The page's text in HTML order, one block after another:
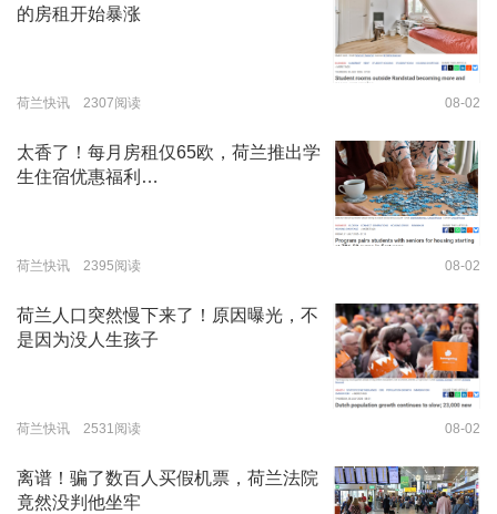
的房租开始暴涨
荷兰快讯 2307阅读 08-02
太香了！每月房租仅65欧，荷兰推出学
生住宿优惠福利…
荷兰快讯 2395阅读 08-02
荷兰人口突然慢下来了！原因曝光，不
是因为没人生孩子
荷兰快讯 2531阅读 08-02
离谱！骗了数百人买假机票，荷兰法院
竟然没判他坐牢